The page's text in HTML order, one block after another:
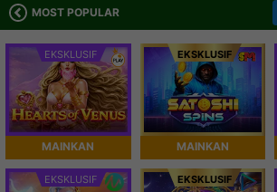
MOST POPULAR
EKSKLUSIF
MAINKAN
EKSKLUSIF
MAINKAN
EKSKLUSIF EKSKLUSIF